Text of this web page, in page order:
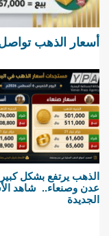
أسعار الذهب
الذهب يرتفع بشكل
عدن وصنعاء.. شاهد
الجديدة